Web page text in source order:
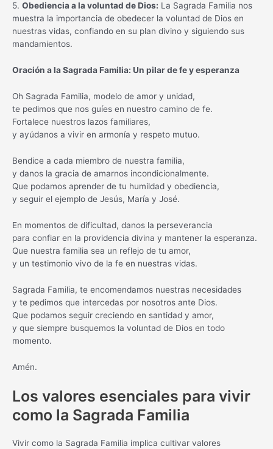
5. Obediencia a la voluntad de Dios: La Sagrada Familia nos
muestra la importancia de obedecer la voluntad de Dios en
nuestras vidas, confiando en su plan divino y siguiendo sus
mandamientos.
Oración a la Sagrada Familia: Un pilar de fe y esperanza
Oh Sagrada Familia, modelo de amor y unidad,
te pedimos que nos guíes en nuestro camino de fe.
Fortalece nuestros lazos familiares,
y ayúdanos a vivir en armonía y respeto mutuo.
Bendice a cada miembro de nuestra familia,
y danos la gracia de amarnos incondicionalmente.
Que podamos aprender de tu humildad y obediencia,
y seguir el ejemplo de Jesús, María y José.
En momentos de dificultad, danos la perseverancia
para confiar en la providencia divina y mantener la esperanza.
Que nuestra familia sea un reflejo de tu amor,
y un testimonio vivo de la fe en nuestras vidas.
Sagrada Familia, te encomendamos nuestras necesidades
y te pedimos que intercedas por nosotros ante Dios.
Que podamos seguir creciendo en santidad y amor,
y que siempre busquemos la voluntad de Dios en todo
momento.
Amén.
Los valores esenciales para vivir
como la Sagrada Familia
Vivir como la Sagrada Familia implica cultivar valores